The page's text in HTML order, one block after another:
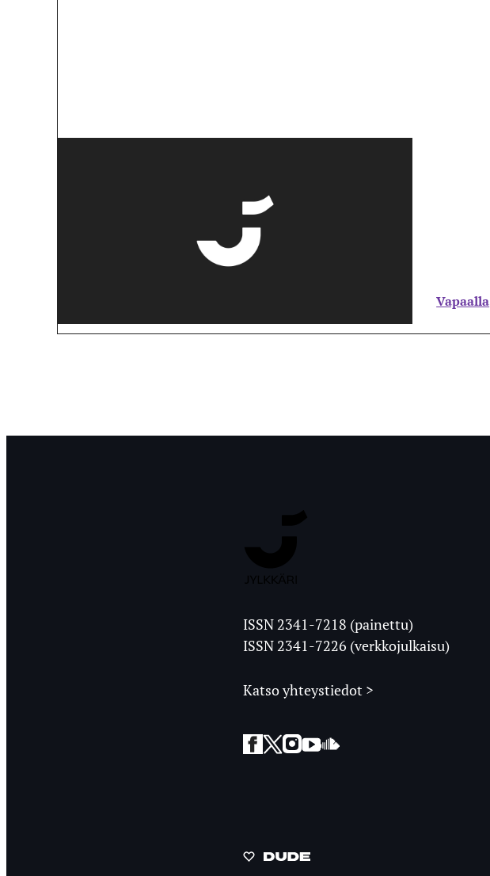
Vapaalla
Ylioppilaslehti
ISSN 2341-7218 (painettu)
ISSN 2341-7226 (verkkojulkaisu)
Katso yhteystiedot >
Facebook
Twitter
Instagram
YouTubeSoundCloud